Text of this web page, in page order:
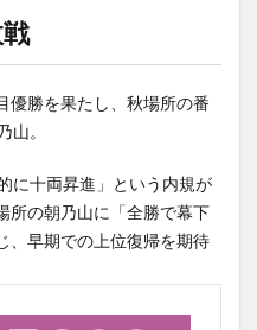
優勝を果たし、秋場所の番
山。
に十両昇進」という内規が
所の朝乃山に「全勝で幕下
、早期での上位復帰を期待